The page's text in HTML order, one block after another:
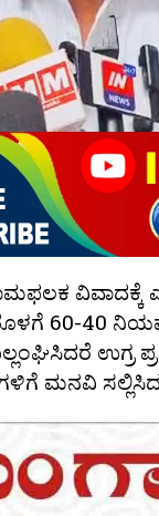
ವಿವಾದಕ್ಕೆ
60-40
ಉಗ್ರ
ಮನವಿ